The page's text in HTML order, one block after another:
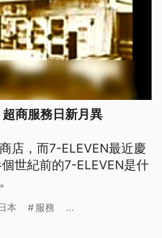
商服務日新月異
店，而7-ELEVEN最近慶
世紀前的7-ELEVEN是什
本 服務 ...